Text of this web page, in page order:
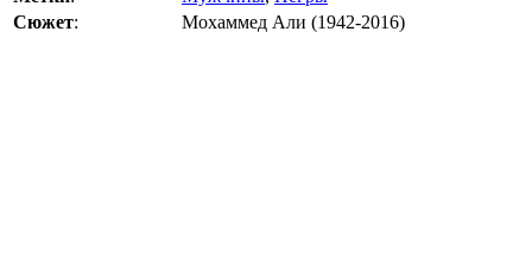
Сюжет: Мохаммед Али (1942-2016)